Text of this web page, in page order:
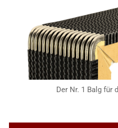
Der Nr. 1 Balg für